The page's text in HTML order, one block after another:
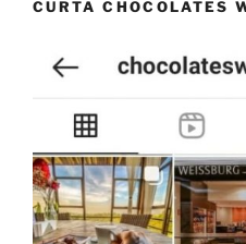
CURTA CHOCOLATES